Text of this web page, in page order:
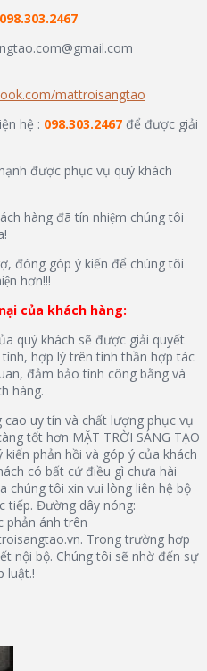
098.303.2467
mattroisangtao
hệ : 098.303.2467 để được giải
được phục vụ quý khách
hàng đã tín nhiệm chúng tôi
đóng góp ý kiến để chúng tôi
hơn!!!
của khách hàng:
quý khách sẽ được giải quyết
hợp lý trên tình thần hợp tác
đảm bảo tính công bằng và
hàng.
cao uy tín và chất lượng phục vụ
tốt hơn MẶT TRỜI SÁNG TẠO
kiến phản hồi và góp ý của khách
có bất cứ điều gì chưa hài
chúng tôi xin vui lòng liên hệ bộ
tiếp. Đường dây nóng:
phản ánh trên
Trong trường hơp
nội bộ. Chúng tôi sẽ nhờ đến sự
luật.!